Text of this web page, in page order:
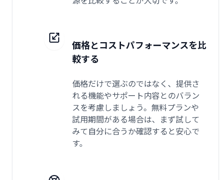
価格とコストパフォーマンスを比
較する
価格だけで選ぶのではなく、提供さ
れる機能やサポート内容とのバラン
スを考慮しましょう。無料プランや
試用期間がある場合は、まず試して
みて自分に合うか確認すると安心で
す。